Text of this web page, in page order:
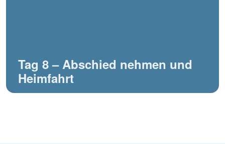
Tag 8 – Abschied nehmen und
Heimfahrt